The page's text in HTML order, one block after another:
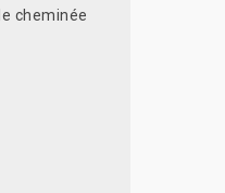
cheminée